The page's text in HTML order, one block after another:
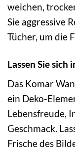
weichen,
Sie aggressive
Tücher, um die
Lassen Sie sich
Das Komar
ein Deko-
Lebensfreude,
Geschmack.
Frische des